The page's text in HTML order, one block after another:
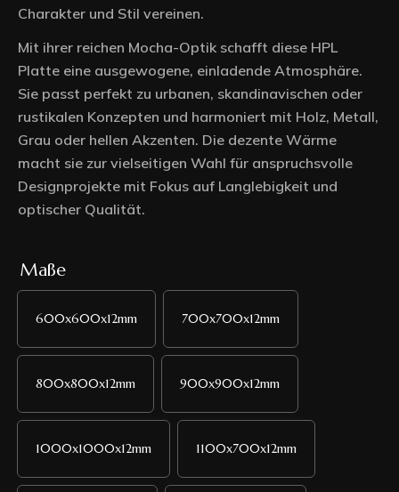
Charakter und Stil vereinen.
Mit ihrer reichen Mocha-Optik schafft diese HPL
Platte eine ausgewogene, einladende Atmosphäre.
Sie passt perfekt zu urbanen, skandinavischen oder
rustikalen Konzepten und harmoniert mit Holz, Metall,
Grau oder hellen Akzenten. Die dezente Wärme
macht sie zur vielseitigen Wahl für anspruchsvolle
Designprojekte mit Fokus auf Langlebigkeit und
optischer Qualität.
Maße
600x600x12mm 700x700x12mm
800x800x12mm 900x900x12mm
1000x1000x12mm 1100x700x12mm